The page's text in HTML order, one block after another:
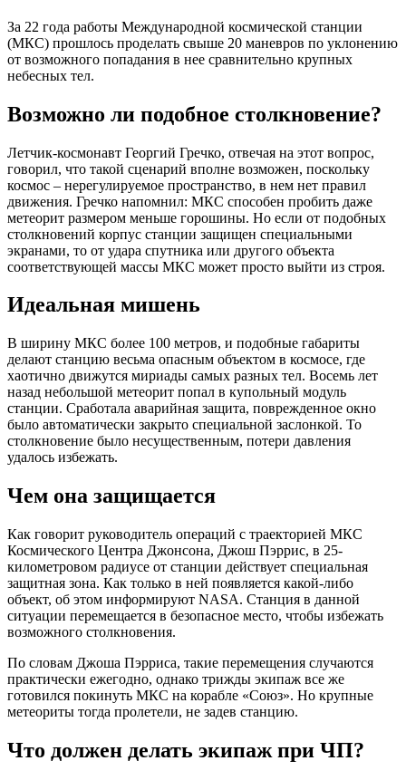
За 22 года работы Международной космической станции
(МКС) прошлось проделать свыше 20 маневров по уклонению
от возможного попадания в нее сравнительно крупных
небесных тел.
Возможно ли подобное столкновение?
Летчик-космонавт Георгий Гречко, отвечая на этот вопрос,
говорил, что такой сценарий вполне возможен, поскольку
космос – нерегулируемое пространство, в нем нет правил
движения. Гречко напомнил: МКС способен пробить даже
метеорит размером меньше горошины. Но если от подобных
столкновений корпус станции защищен специальными
экранами, то от удара спутника или другого объекта
соответствующей массы МКС может просто выйти из строя.
Идеальная мишень
В ширину МКС более 100 метров, и подобные габариты
делают станцию весьма опасным объектом в космосе, где
хаотично движутся мириады самых разных тел. Восемь лет
назад небольшой метеорит попал в купольный модуль
станции. Сработала аварийная защита, поврежденное окно
было автоматически закрыто специальной заслонкой. То
столкновение было несущественным, потери давления
удалось избежать.
Чем она защищается
Как говорит руководитель операций с траекторией МКС
Космического Центра Джонсона, Джош Пэррис, в 25-
километровом радиусе от станции действует специальная
защитная зона. Как только в ней появляется какой-либо
объект, об этом информируют NASA. Станция в данной
ситуации перемещается в безопасное место, чтобы избежать
возможного столкновения.
По словам Джоша Пэрриса, такие перемещения случаются
практически ежегодно, однако трижды экипаж все же
готовился покинуть МКС на корабле «Союз». Но крупные
метеориты тогда пролетели, не задев станцию.
Что должен делать экипаж при ЧП?